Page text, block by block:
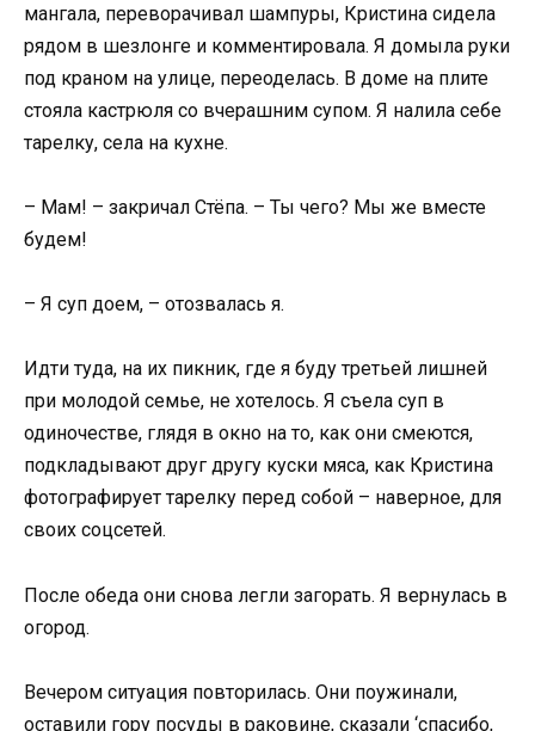
мангала, переворачивал шампуры, Кристина сидела
рядом в шезлонге и комментировала. Я домыла руки
под краном на улице, переоделась. В доме на плите
стояла кастрюля со вчерашним супом. Я налила себе
тарелку, села на кухне.
– Мам! – закричал Стёпа. – Ты чего? Мы же вместе
будем!
– Я суп доем, – отозвалась я.
Идти туда, на их пикник, где я буду третьей лишней
при молодой семье, не хотелось. Я съела суп в
одиночестве, глядя в окно на то, как они смеются,
подкладывают друг другу куски мяса, как Кристина
фотографирует тарелку перед собой – наверное, для
своих соцсетей.
После обеда они снова легли загорать. Я вернулась в
огород.
Вечером ситуация повторилась. Они поужинали,
оставили гору посуды в раковине, сказали ‘спасибо,